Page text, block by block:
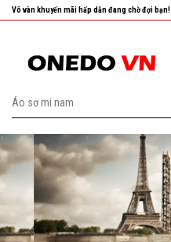
Vô vàn khuyến mãi hấp dẫn đang chờ đợi bạn!